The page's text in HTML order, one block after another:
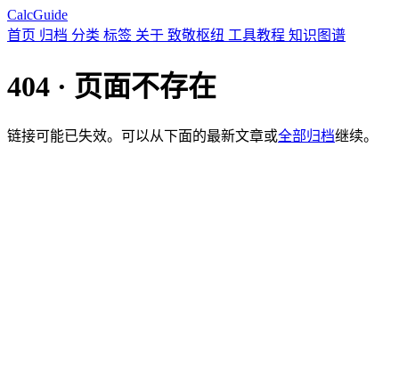
CalcGuide
首页 归档 分类 标签 关于 致敬枢纽 工具教程 知识图谱
404 · 页面不存在
链接可能已失效。可以从下面的最新文章或全部归档继续。